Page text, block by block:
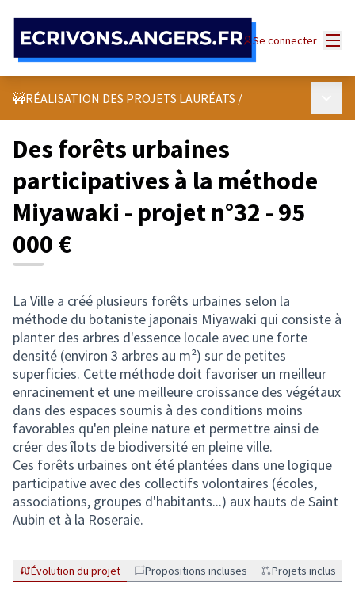
Se connecter
🚧RÉALISATION DES PROJETS LAURÉATS /
Des forêts urbaines
participatives à la méthode
Miyawaki - projet n°32 - 95
000 €
La Ville a créé plusieurs forêts urbaines selon la
méthode du botaniste japonais Miyawaki qui consiste à
planter des arbres d'essence locale avec une forte
densité (environ 3 arbres au m²) sur de petites
superficies. Cette méthode doit favoriser un meilleur
enracinement et une meilleure croissance des végétaux
dans des espaces soumis à des conditions moins
favorables qu'en pleine nature et permettre ainsi de
créer des îlots de biodiversité en pleine ville.
Ces forêts urbaines ont été plantées dans une logique
participative avec des collectifs volontaires (écoles,
associations, groupes d'habitants...) aux hauts de Saint
Aubin et à la Roseraie.
Évolution du projet Propositions incluses Projets inclus